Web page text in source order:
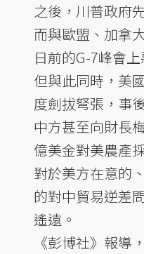
之後，川普政府
而與歐盟、加拿
日前的G-7峰會
但與此同時，美
度劍拔弩張，事
中方甚至向財長
億美金對美農產
對於美方在意的
的對中貿易逆差
遙遠。
《彭博社》報導